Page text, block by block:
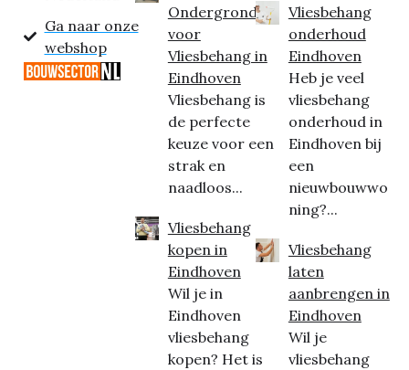
Ga naar onze
webshop
Ondergrond
voor
Vliesbehang in
Eindhoven
Vliesbehang is
de perfecte
keuze voor een
strak en
naadloos...
Vliesbehang
kopen in
Eindhoven
Wil je in
Eindhoven
vliesbehang
kopen? Het is
Vliesbehang
onderhoud
Eindhoven
Heb je veel
vliesbehang
onderhoud in
Eindhoven bij
een
nieuwbouwwo
ning?...
Vliesbehang
laten
aanbrengen in
Eindhoven
Wil je
vliesbehang